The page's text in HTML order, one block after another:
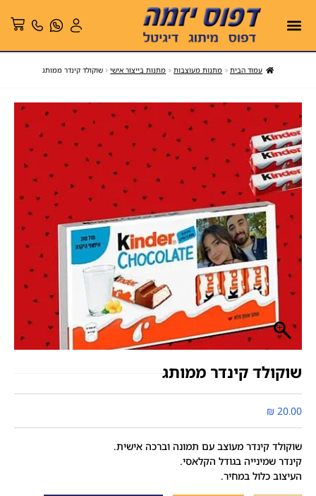
עמוד הבית מתנות מעוצבות מתנות בייצור אישי שוקולד קינדר ממותג
שוקולד קינדר ממותג
₪ 20.00
שוקולד קינדר מעוצב עם תמונה וברכה אישית.
קינדר שמינייה בגודל הקלאסי.
העיצוב כלול במחיר.